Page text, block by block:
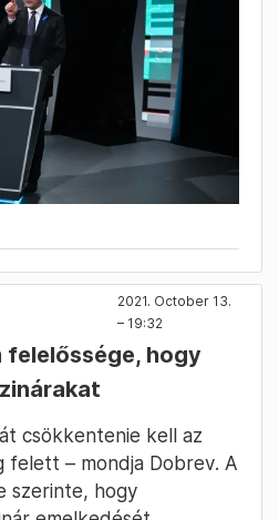
2021. October 13.
– 19:32
felelőssége, hogy
csökkentenie kell az
felett – mondja Dobrev. A
szerinte, hogy